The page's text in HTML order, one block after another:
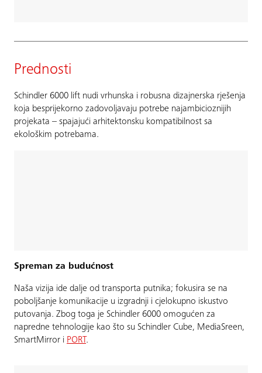
Prednosti
Schindler 6000 lift nudi vrhunska i robusna dizajnerska rješenja
koja besprijekorno zadovoljavaju potrebe najambicioznijih
projekata – spajajući arhitektonsku kompatibilnost sa
ekološkim potrebama.
Spreman za budućnost
Naša vizija ide dalje od transporta putnika; fokusira se na
poboljšanje komunikacije u izgradnji i cjelokupno iskustvo
putovanja. Zbog toga je Schindler 6000 omogućen za
napredne tehnologije kao što su Schindler Cube, MediaSreen,
SmartMirror i PORT.